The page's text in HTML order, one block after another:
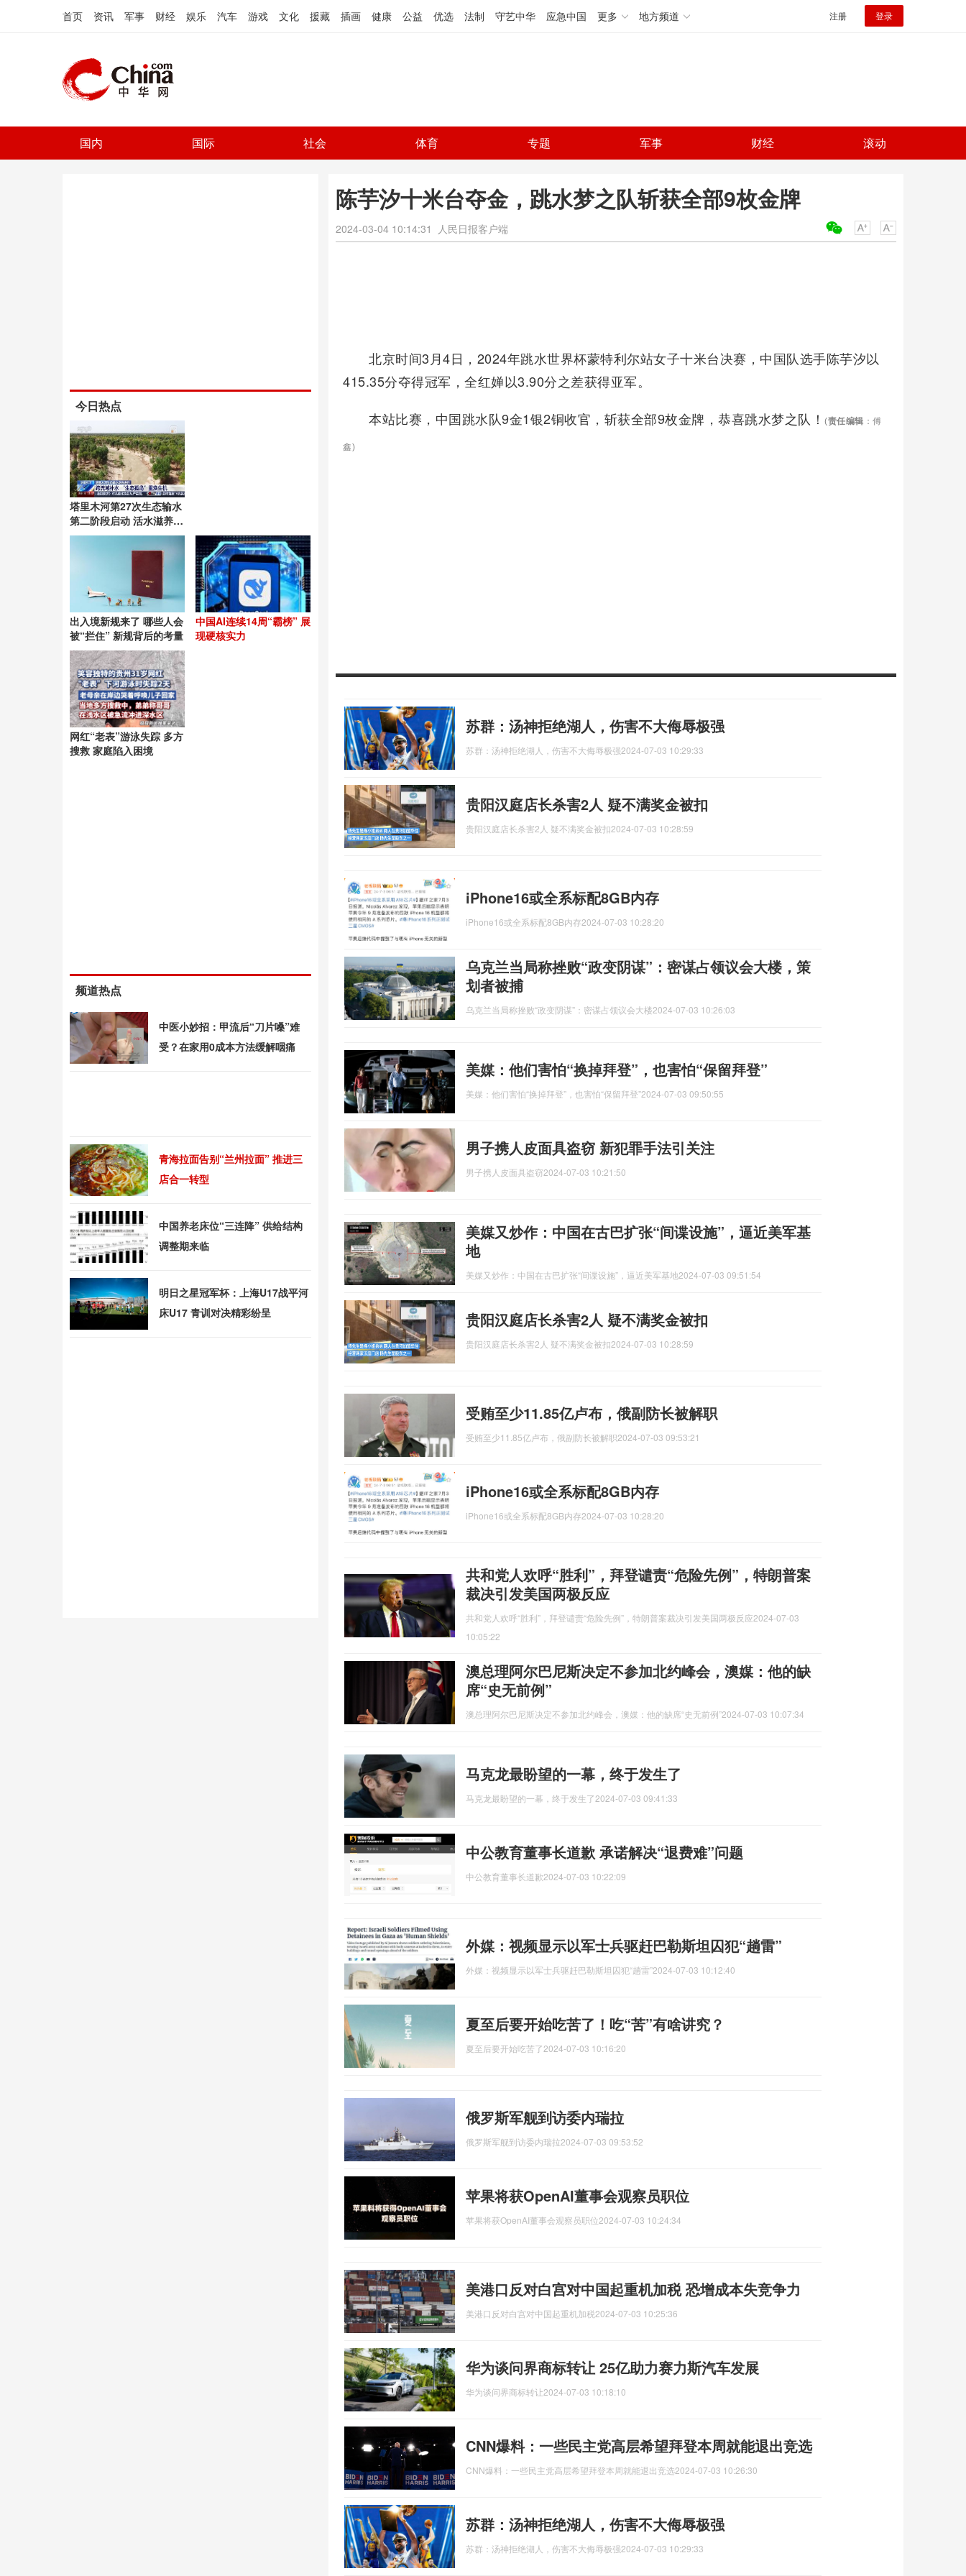
首页 资讯 军事 财经 娱乐 汽车 游戏 文化 援藏 插画 健康 公益 优选 法制 守艺中华 应急中国 更多 地方频道 注册 登录
国内 国际 社会 体育 专题 军事 财经 滚动
陈芋汐十米台夺金，跳水梦之队斩获全部9枚金牌
2024-03-04 10:14:31 人民日报客户端
北京时间3月4日，2024年跳水世界杯蒙特利尔站女子十米台决赛，中国队选手陈芋汐以
415.35分夺得冠军，全红婵以3.90分之差获得亚军。
本站比赛，中国跳水队9金1银2铜收官，斩获全部9枚金牌，恭喜跳水梦之队！ (责任编辑 ：傅
鑫)
苏群：汤神拒绝湖人，伤害不大侮辱极强
苏群：汤神拒绝湖人，伤害不大侮辱极强2024-07-03 10:29:33
贵阳汉庭店长杀害2人 疑不满奖金被扣
贵阳汉庭店长杀害2人 疑不满奖金被扣2024-07-03 10:28:59
iPhone16或全系标配8GB内存
iPhone16或全系标配8GB内存2024-07-03 10:28:20
乌克兰当局称挫败“政变阴谋”：密谋占领议会大楼，策
划者被捕
乌克兰当局称挫败“政变阴谋”：密谋占领议会大楼2024-07-03 10:26:03
美媒：他们害怕“换掉拜登”，也害怕“保留拜登”
美媒：他们害怕“换掉拜登”，也害怕“保留拜登”2024-07-03 09:50:55
男子携人皮面具盗窃 新犯罪手法引关注
男子携人皮面具盗窃2024-07-03 10:21:50
美媒又炒作：中国在古巴扩张“间谍设施”，逼近美军基
地
美媒又炒作：中国在古巴扩张“间谍设施”，逼近美军基地2024-07-03 09:51:54
贵阳汉庭店长杀害2人 疑不满奖金被扣
贵阳汉庭店长杀害2人 疑不满奖金被扣2024-07-03 10:28:59
受贿至少11.85亿卢布，俄副防长被解职
受贿至少11.85亿卢布，俄副防长被解职2024-07-03 09:53:21
iPhone16或全系标配8GB内存
iPhone16或全系标配8GB内存2024-07-03 10:28:20
共和党人欢呼“胜利”，拜登谴责“危险先例”，特朗普案
裁决引发美国两极反应
共和党人欢呼“胜利”，拜登谴责“危险先例”，特朗普案裁决引发美国两极反应2024-07-03
10:05:22
澳总理阿尔巴尼斯决定不参加北约峰会，澳媒：他的缺
席“史无前例”
澳总理阿尔巴尼斯决定不参加北约峰会，澳媒：他的缺席“史无前例”2024-07-03 10:07:34
马克龙最盼望的一幕，终于发生了
马克龙最盼望的一幕，终于发生了2024-07-03 09:41:33
中公教育董事长道歉 承诺解决“退费难”问题
中公教育董事长道歉2024-07-03 10:22:09
外媒：视频显示以军士兵驱赶巴勒斯坦囚犯“趟雷”
外媒：视频显示以军士兵驱赶巴勒斯坦囚犯“趟雷”2024-07-03 10:12:40
夏至后要开始吃苦了！吃“苦”有啥讲究？
夏至后要开始吃苦了2024-07-03 10:16:20
俄罗斯军舰到访委内瑞拉
俄罗斯军舰到访委内瑞拉2024-07-03 09:53:52
苹果将获OpenAI董事会观察员职位
苹果将获OpenAI董事会观察员职位2024-07-03 10:24:34
美港口反对白宫对中国起重机加税 恐增成本失竞争力
美港口反对白宫对中国起重机加税2024-07-03 10:25:36
华为谈问界商标转让 25亿助力赛力斯汽车发展
华为谈问界商标转让2024-07-03 10:18:10
CNN爆料：一些民主党高层希望拜登本周就能退出竞选
CNN爆料：一些民主党高层希望拜登本周就能退出竞选2024-07-03 10:26:30
苏群：汤神拒绝湖人，伤害不大侮辱极强
苏群：汤神拒绝湖人，伤害不大侮辱极强2024-07-03 10:29:33
今日热点
塔里木河第27次生态输水
第二阶段启动 活水滋养绿
洲
出入境新规来了 哪些人会
被“拦住” 新规背后的考量
中国AI连续14周“霸榜” 展
现硬核实力
网红“老表”游泳失踪 多方
搜救 家庭陷入困境
频道热点
中医小妙招：甲流后“刀片嗓”难
受？在家用0成本方法缓解咽痛
青海拉面告别“兰州拉面” 推进三
店合一转型
中国养老床位“三连降” 供给结构
调整期来临
明日之星冠军杯：上海U17战平河
床U17 青训对决精彩纷呈